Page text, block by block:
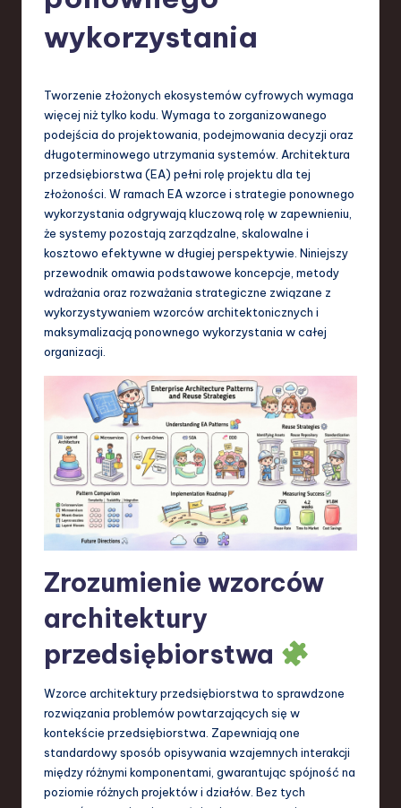
L
T
d
S
w
T
wykorzystania
Tworzenie złożonych ekosystemów cyfrowych wymaga
więcej niż tylko kodu. Wymaga to zorganizowanego
podejścia do projektowania, podejmowania decyzji oraz
długoterminowego utrzymania systemów. Architektura
przedsiębiorstwa (EA) pełni rolę projektu dla tej
złożoności. W ramach EA wzorce i strategie ponownego
wykorzystania odgrywają kluczową rolę w zapewnieniu,
że systemy pozostają zarządzalne, skalowalne i
kosztowo efektywne w długiej perspektywie. Niniejszy
przewodnik omawia podstawowe koncepcje, metody
wdrażania oraz rozważania strategiczne związane z
wykorzystywaniem wzorców architektonicznych i
maksymalizacją ponownego wykorzystania w całej
organizacji.
Zrozumienie wzorców
architektury
przedsiębiorstwa
Wzorce architektury przedsiębiorstwa to sprawdzone
rozwiązania problemów powtarzających się w
kontekście przedsiębiorstwa. Zapewniają one
standardowy sposób opisywania wzajemnych interakcji
między różnymi komponentami, gwarantując spójność na
poziomie różnych projektów i działów. Bez tych